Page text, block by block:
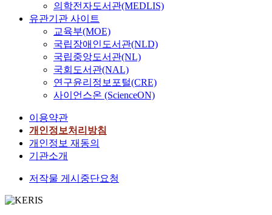
의학전자도서관(MEDLIS)
유관기관 사이트
교육부(MOE)
국립장애인도서관(NLD)
국립중앙도서관(NL)
국회도서관(NAL)
연구윤리정보포털(CRE)
사이언스온 (ScienceON)
이용약관
개인정보처리방침
개인정보 재동의
기관소개
저작물 게시중단요청